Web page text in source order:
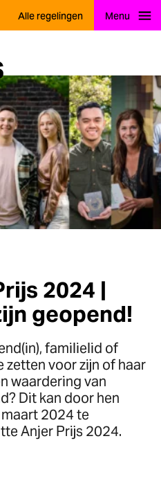
Alle regelingen Menu
2024 |
geopend!
familielid of
zetten voor zijn of haar
waardering van
Dit kan door hen
2024 te
Anjer Prijs 2024.